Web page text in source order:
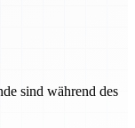
sind während des